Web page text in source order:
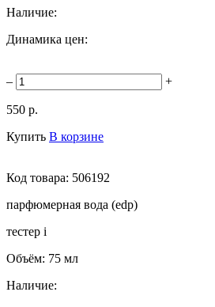
Наличие:
Динамика цен:
– +
550 р.
Купить В корзине
Код товара: 506192
парфюмерная вода (edp)
тестер i
Объём: 75 мл
Наличие: